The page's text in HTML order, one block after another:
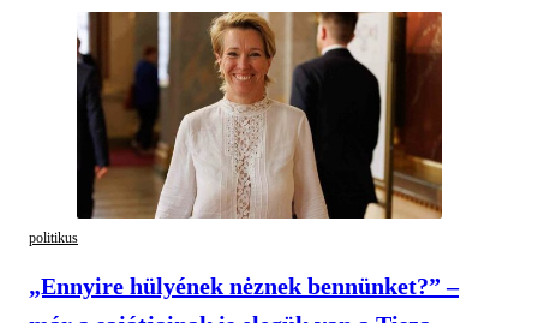
politikus
„Ennyire hülyének nėznek bennünket?” –